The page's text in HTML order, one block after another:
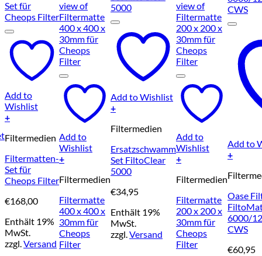
Add to
Wishlist
+
Filtermedien
Filtermatten-
Set für
Cheops Filter
€168,00
Enthält 19%
MwSt.
zzgl.Versand
Add to
Wishlist
+
Filtermedien
Filtermatte
400 x 400 x
30mm für
Cheops
Filter
Add to Wishlist
+
Filtermedien
Ersatzschwamm
Set FiltoClear
5000
€34,95
Enthält 19%
MwSt.
zzgl.Versand
Add to
Wishlist
+
Filtermedien
Filtermatte
200 x 200 x
30mm für
Cheops
Filter
Add to
+
Oase
6000/
CWS
€60,95